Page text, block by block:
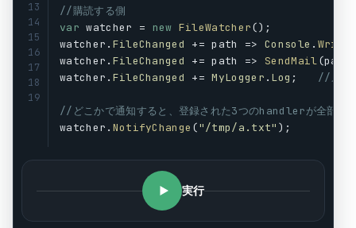
13
14
15
16
17
18
19
//購読する側
var watcher = new FileWatcher();
watcher . FileChanged += path => Console .
watcher . FileChanged += path => SendMail(path
watcher . FileChanged += MyLogger . Log ; //メソ
//どこかで通知すると、登録された3つのhandlerが全部呼
watcher . NotifyChange ("/tmp/a.txt" );
実行